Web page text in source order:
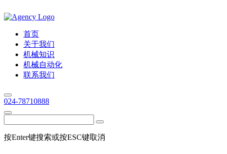
首页
关于我们
机械知识
机械自动化
联系我们
024-78710888
按Enter键搜索或按ESC键取消